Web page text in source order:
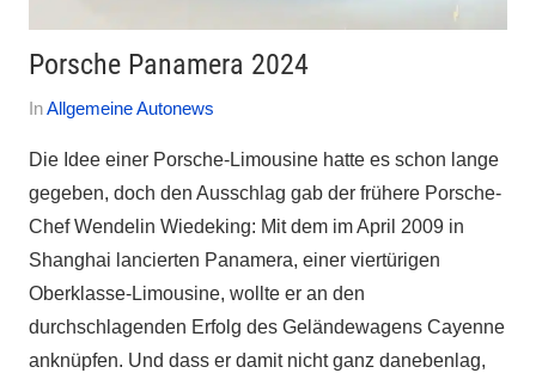
Porsche Panamera 2024
Am
Dezember
2023
Von
InAllgemeine Autonews
Die Idee einer Porsche-Limousine hatte es schon lange
gegeben, doch den Ausschlag gab der frühere Porsche-
Chef Wendelin Wiedeking: Mit dem im April 2009 in
Shanghai lancierten Panamera, einer viertürigen
Oberklasse-Limousine, wollte er an den
durchschlagenden Erfolg des Geländewagens Cayenne
anknüpfen. Und dass er damit nicht ganz danebenlag,